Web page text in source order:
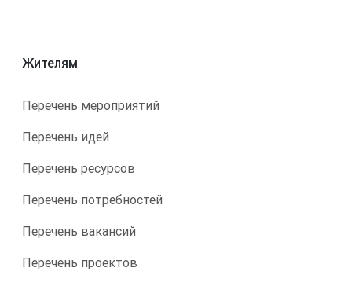
Жителям
Перечень мероприятий
Перечень идей
Перечень ресурсов
Перечень потребностей
Перечень вакансий
Перечень проектов